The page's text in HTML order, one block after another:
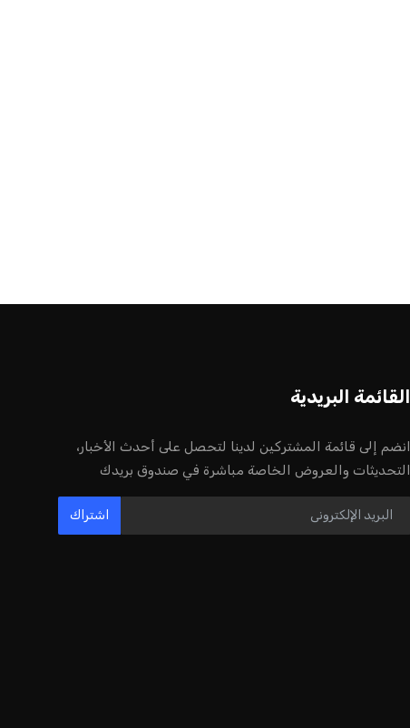
القائمة البريدية
انضم إلى قائمة المشتركين لدينا لتحصل على أحدث الأخبار،
التحديثات والعروض الخاصة مباشرة في صندوق بريدك
اشتراك